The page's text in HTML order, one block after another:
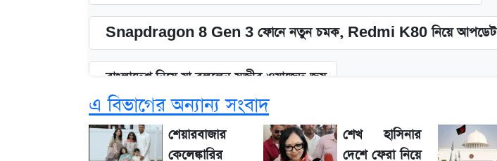
Snapdragon 8 Gen 3 ফোনে নতুন চমক, Redmi K80 নিয়ে আপডেট
বাংলাদেশ নিয়ে যা বললেন সজীব ওয়াজেদ জয়
সাকিবের বাড়িতে হামলা নিয়ে মুখ খুললেন দিলীপ ঘোষ
এ বিভাগের অন্যান্য সংবাদ
শেয়ারবাজার
কেলেঙ্কারির
শেখ হাসিনার
দেশে ফেরা নিয়ে